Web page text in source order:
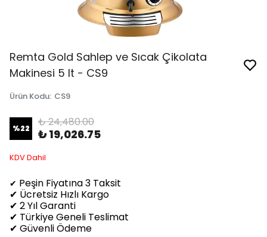
Remta Gold Sahlep ve Sıcak Çikolata
Makinesi 5 lt - CS9
Ürün Kodu: CS9
%22 ₺ 24,480.00
₺ 19,026.75
KDV Dahil
✔ Peşin Fiyatına 3 Taksit
✔ Ücretsiz Hızlı Kargo
✔ 2 Yıl Garanti
✔ Türkiye Geneli Teslimat
✔ Güvenli Ödeme